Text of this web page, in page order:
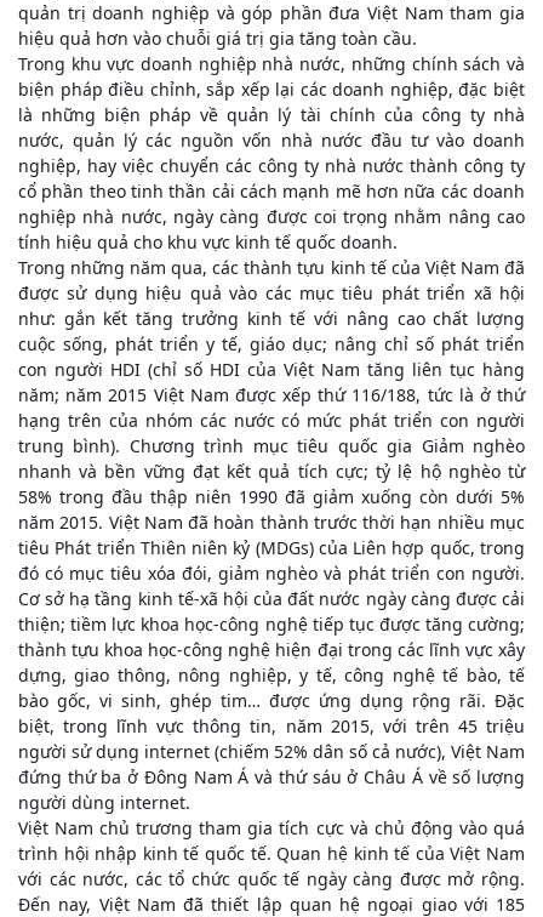
quản trị doanh nghiệp và góp phần đưa Việt Nam tham gia
hiệu quả hơn vào chuỗi giá trị gia tăng toàn cầu.
Trong khu vực doanh nghiệp nhà nước, những chính sách và
biện pháp điều chỉnh, sắp xếp lại các doanh nghiệp, đặc biệt
là những biện pháp về quản lý tài chính của công ty nhà
nước, quản lý các nguồn vốn nhà nước đầu tư vào doanh
nghiệp, hay việc chuyển các công ty nhà nước thành công ty
cổ phần theo tinh thần cải cách mạnh mẽ hơn nữa các doanh
nghiệp nhà nước, ngày càng được coi trọng nhằm nâng cao
tính hiệu quả cho khu vực kinh tế quốc doanh.
Trong những năm qua, các thành tựu kinh tế của Việt Nam đã
được sử dụng hiệu quả vào các mục tiêu phát triển xã hội
như: gắn kết tăng trưởng kinh tế với nâng cao chất lượng
cuộc sống, phát triển y tế, giáo dục; nâng chỉ số phát triển
con người HDI (chỉ số HDI của Việt Nam tăng liên tục hàng
năm; năm 2015 Việt Nam được xếp thứ 116/188, tức là ở thứ
hạng trên của nhóm các nước có mức phát triển con người
trung bình). Chương trình mục tiêu quốc gia Giảm nghèo
nhanh và bền vững đạt kết quả tích cực; tỷ lệ hộ nghèo từ
58% trong đầu thập niên 1990 đã giảm xuống còn dưới 5%
năm 2015. Việt Nam đã hoàn thành trước thời hạn nhiều mục
tiêu Phát triển Thiên niên kỷ (MDGs) của Liên hợp quốc, trong
đó có mục tiêu xóa đói, giảm nghèo và phát triển con người.
Cơ sở hạ tầng kinh tế-xã hội của đất nước ngày càng được cải
thiện; tiềm lực khoa học-công nghệ tiếp tục được tăng cường;
thành tựu khoa học-công nghệ hiện đại trong các lĩnh vực xây
dựng, giao thông, nông nghiệp, y tế, công nghệ tế bào, tế
bào gốc, vi sinh, ghép tim… được ứng dụng rộng rãi. Đặc
biệt, trong lĩnh vực thông tin, năm 2015, với trên 45 triệu
người sử dụng internet (chiếm 52% dân số cả nước), Việt Nam
đứng thứ ba ở Đông Nam Á và thứ sáu ở Châu Á về số lượng
người dùng internet.
Việt Nam chủ trương tham gia tích cực và chủ động vào quá
trình hội nhập kinh tế quốc tế. Quan hệ kinh tế của Việt Nam
với các nước, các tổ chức quốc tế ngày càng được mở rộng.
Đến nay, Việt Nam đã thiết lập quan hệ ngoại giao với 185